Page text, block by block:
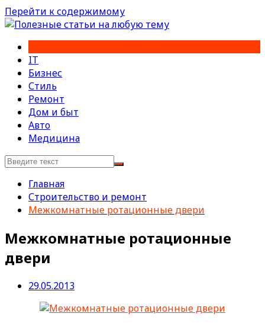
Перейти к содержимому
IT
Бизнес
Стиль
Ремонт
Дом и быт
Авто
Медицина
Главная
Строительство и ремонт
Межкомнатные ротационные двери
Межкомнатные ротационные
двери
29.05.2013